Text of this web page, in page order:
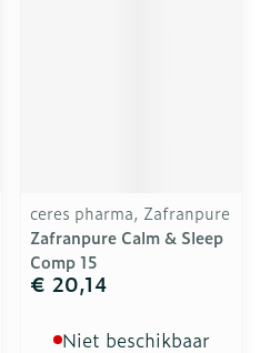
ceres pharma, Zafranpure
Zafranpure Calm & Sleep
Comp 15
€ 20,14
Niet beschikbaar